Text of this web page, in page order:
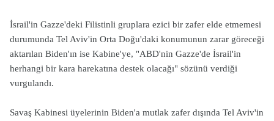
İsrail'in Gazze'deki Filistinli gruplara ezici bir zafer elde etmemesi
durumunda Tel Aviv'in Orta Doğu'daki konumunun zarar göreceği
aktarılan Biden'ın ise Kabine'ye, "ABD'nin Gazze'de İsrail'in
herhangi bir kara harekatına destek olacağı" sözünü verdiği
vurgulandı.
Savaş Kabinesi üyelerinin Biden'a mutlak zafer dışında Tel Aviv'in